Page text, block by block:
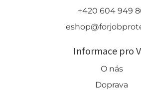
+420 604 949
Informace pro
O nás
Doprava